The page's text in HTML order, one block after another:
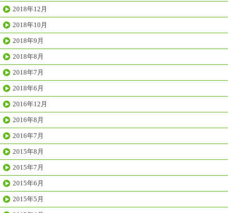
2018年12月
2018年10月
2018年9月
2018年8月
2018年7月
2018年6月
2016年12月
2016年8月
2016年7月
2015年8月
2015年7月
2015年6月
2015年5月